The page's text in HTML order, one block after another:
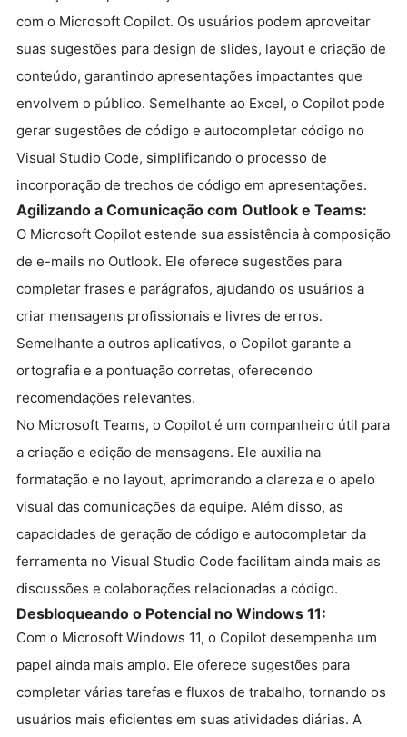
com o Microsoft Copilot. Os usuários podem aproveitar
suas sugestões para design de slides, layout e criação de
conteúdo, garantindo apresentações impactantes que
envolvem o público. Semelhante ao Excel, o Copilot pode
gerar sugestões de código e autocompletar código no
Visual Studio Code, simplificando o processo de
incorporação de trechos de código em apresentações.
Agilizando a Comunicação com Outlook e Teams:
O Microsoft Copilot estende sua assistência à composição
de e-mails no Outlook. Ele oferece sugestões para
completar frases e parágrafos, ajudando os usuários a
criar mensagens profissionais e livres de erros.
Semelhante a outros aplicativos, o Copilot garante a
ortografia e a pontuação corretas, oferecendo
recomendações relevantes.
No Microsoft Teams, o Copilot é um companheiro útil para
a criação e edição de mensagens. Ele auxilia na
formatação e no layout, aprimorando a clareza e o apelo
visual das comunicações da equipe. Além disso, as
capacidades de geração de código e autocompletar da
ferramenta no Visual Studio Code facilitam ainda mais as
discussões e colaborações relacionadas a código.
Desbloqueando o Potencial no Windows 11:
Com o Microsoft Windows 11, o Copilot desempenha um
papel ainda mais amplo. Ele oferece sugestões para
completar várias tarefas e fluxos de trabalho, tornando os
usuários mais eficientes em suas atividades diárias. A